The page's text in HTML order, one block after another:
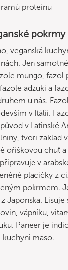
proteinu
pokrmy
veganská
Jen
mungo, fazol
adzuki a
u nás.
v Itálii.
v Latinské
tvoří základ
oříškovou chuť
v
placičky z
pokrmem.
Japonska. Lisuje
vápníku,
Paneer je
kuchyni maso.